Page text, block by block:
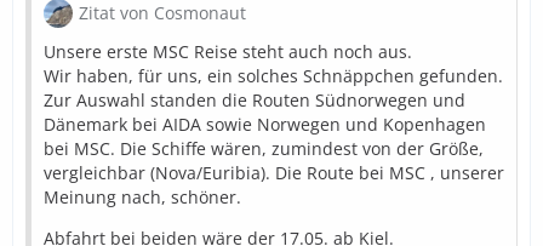
Zitat von Cosmonaut
Unsere erste MSC Reise steht auch noch aus.
Wir haben, für uns, ein solches Schnäppchen gefunden.
Zur Auswahl standen die Routen Südnorwegen und
Dänemark bei AIDA sowie Norwegen und Kopenhagen
bei MSC. Die Schiffe wären, zumindest von der Größe,
vergleichbar (Nova/Euribia). Die Route bei MSC , unserer
Meinung nach, schöner.
Abfahrt bei beiden wäre der 17.05. ab Kiel.